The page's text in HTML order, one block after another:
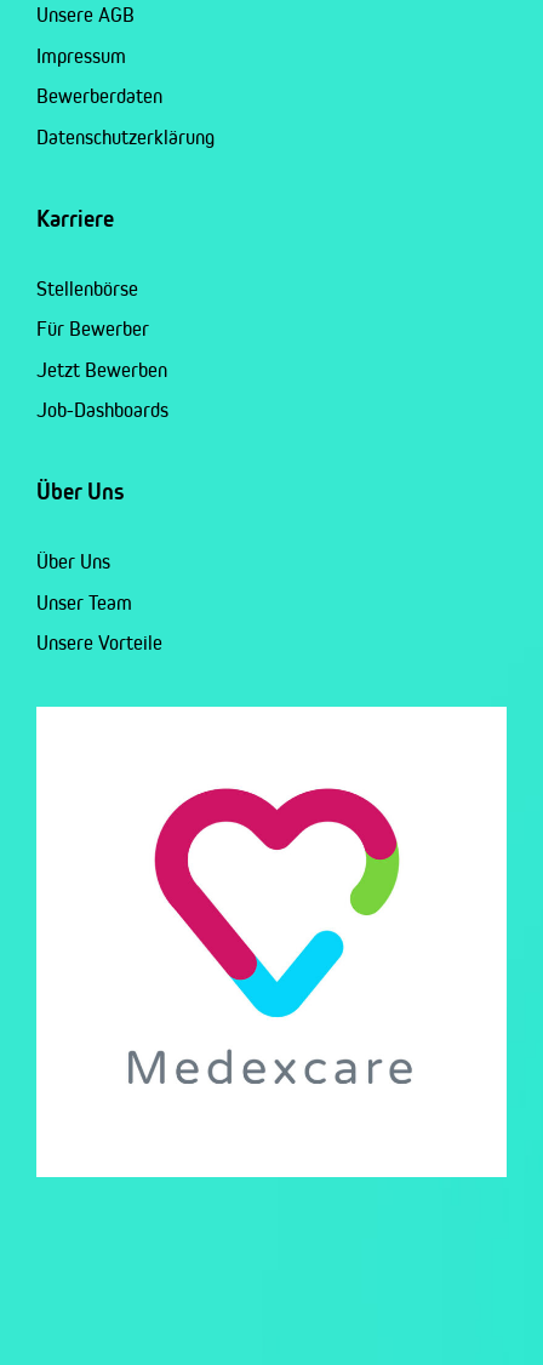
Unsere AGB
Impressum
Bewerberdaten
Datenschutzerklärung
Karriere
Stellenbörse
Für Bewerber
Jetzt Bewerben
Job-Dashboards
Über Uns
Über Uns
Unser Team
Unsere Vorteile